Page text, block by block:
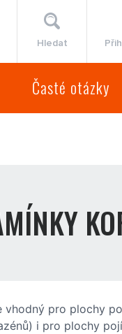
Časté otázky
Hledat
vhodný pro plochy
i pro plochy